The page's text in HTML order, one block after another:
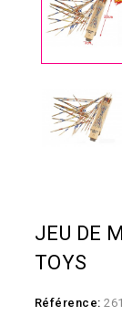
JEU DE
TOYS
Référence: